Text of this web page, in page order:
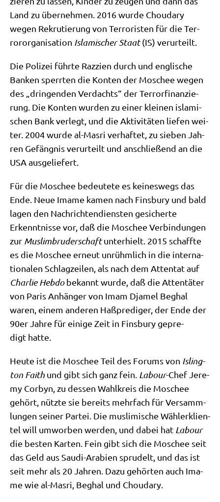
Land zu über­neh­men. 2016 wur­de Chou­da­ry
wegen Rekru­tie­rung von Ter­ro­ri­sten für die Ter­
ror­or­ga­ni­sa­ti­on Isla­mi­scher Staat(IS) verurteilt.
Die Poli­zei führ­te Raz­zi­en durch und eng­li­sche
Ban­ken sperr­ten die Kon­ten der Moschee wegen
des „drin­gen­den Ver­dachts“ der Ter­ror­fi­nan­zie­
rung. Die Kon­ten wur­den zu einer klei­nen isla­mi­
schen Bank ver­legt, und die Akti­vi­tä­ten lie­fen wei­
ter. 2004 wur­de al-Mas­ri ver­haf­tet, zu sie­ben Jah­
ren Gefäng­nis ver­ur­teilt und anschlie­ßend an die
USA ausgeliefert.
Für die Moschee bedeu­te­te es kei­nes­wegs das
Ende. Neue Ima­me kamen nach Fins­bu­ry und bald
lagen den Nach­rich­ten­dien­sten gesi­cher­te
Erkennt­nis­se vor, daß die Moschee Ver­bin­dun­gen
zur Mus­lim­bru­der­schaftunter­hielt. 2015 schaff­te
es die Moschee erneut unrühm­lich in die inter­na­
tio­na­len Schlag­zei­len, als nach dem Atten­tat auf
Char­lie Heb­dobekannt wur­de, daß die Atten­tä­ter
von Paris Anhän­ger von Imam Dja­mel Beghal
waren, einem ande­ren Haß­pre­di­ger, der Ende der
90er Jah­re für eini­ge Zeit in Fins­bu­ry gepre­
digt hatte.
Heu­te ist die Moschee Teil des Forums von Isling­
ton Faith und gibt sich ganz fein. Labour-Chef Jere­
my Cor­byn, zu des­sen Wahl­kreis die Moschee
gehört, nütz­te sie bereits mehr­fach für Ver­samm­
lun­gen sei­ner Par­tei. Die mus­li­mi­sche Wäh­ler­kli­en­
tel will umwor­ben wer­den, und dabei hat Labour
die besten Kar­ten. Fein gibt sich die Moschee seit
das Geld aus Sau­di-Ara­bi­en spru­delt, und das ist
seit mehr als 20 Jah­ren. Dazu gehör­ten auch Ima­
me wie al-Mas­ri, Beghal und Choudary.